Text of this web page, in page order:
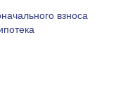
взноса